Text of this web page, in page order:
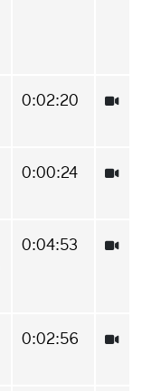
0:02:20
0:00:24
0:04:53
0:02:56